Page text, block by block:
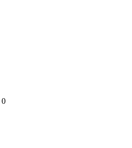
0